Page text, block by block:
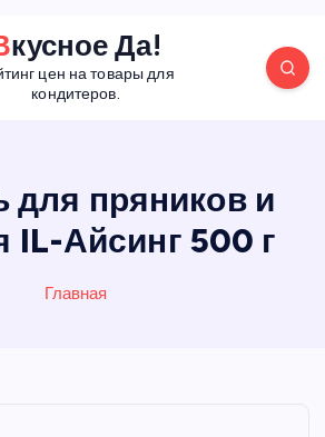
Вкусное Да!
цен на товары для
кондитеров.
для пряников и
IL-Айсинг 500 г
Главная